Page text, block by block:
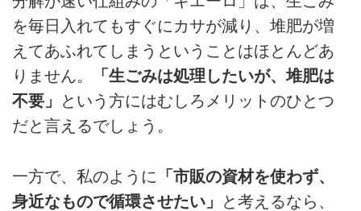
を毎日入れてもすぐにカサが減り、堆肥が増
えてあふれてしまうということはほとんどあ
りません。
「生ごみは処理したいが、堆肥は
不要」
という方にはむしろメリットのひとつ
だと言えるでしょう。
一方で、私のように 「市販の資材を使わず、
身近なもので循環させたい」
と考えるなら、